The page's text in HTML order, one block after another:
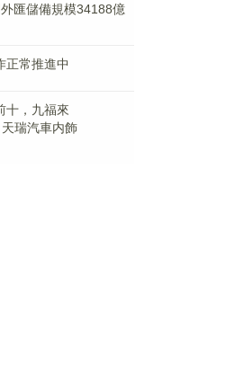
匯儲備規模34188億
正常推進中
十，九福來
瑞汽車内飾